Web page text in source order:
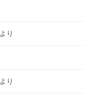
より
より